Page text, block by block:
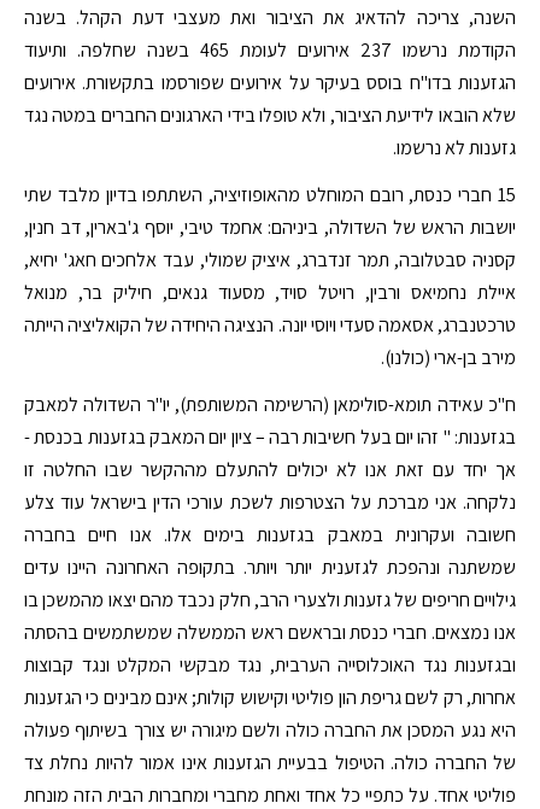
השנה, צריכה להדאיג את הציבור ואת מעצבי דעת הקהל. בשנה
הקודמת נרשמו 237 אירועים לעומת 465 בשנה שחלפה. ותיעוד
הגזענות בדו"ח בוסס בעיקר על אירועים שפורסמו בתקשורת. אירועים
שלא הובאו לידיעת הציבור, ולא טופלו בידי הארגונים החברים במטה נגד
גזענות לא נרשמו.
15 חברי כנסת, רובם המוחלט מהאופוזיציה, השתתפו בדיון מלבד שתי
יושבות הראש של השדולה, ביניהם: אחמד טיבי, יוסף ג'בארין, דב חנין,
קסניה סבטלובה, תמר זנדברג, איציק שמולי, עבד אלחכים חאג' יחיא,
איילת נחמיאס ורבין, רויטל סויד, מסעוד גנאים, חיליק בר, מנואל
טרכטנברג, אסאמה סעדי ויוסי יונה. הנציגה היחידה של הקואליציה הייתה
מירב בן-ארי (כולנו).
ח"כ עאידה תומא-סולימאן (הרשימה המשותפת), יו"ר השדולה למאבק
בגזענות: " זהו יום בעל חשיבות רבה – ציון יום המאבק בגזענות בכנסת -
אך יחד עם זאת אנו לא יכולים להתעלם מההקשר שבו החלטה זו
נלקחה. אני מברכת על הצטרפות לשכת עורכי הדין בישראל עוד צלע
חשובה ועקרונית במאבק בגזענות בימים אלו. אנו חיים בחברה
שמשתנה ונהפכת לגזענית יותר ויותר. בתקופה האחרונה היינו עדים
גילויים חריפים של גזענות ולצערי הרב, חלק נכבד מהם יצאו מהמשכן בו
אנו נמצאים. חברי כנסת ובראשם ראש הממשלה שמשתמשים בהסתה
ובגזענות נגד האוכלוסייה הערבית, נגד מבקשי המקלט ונגד קבוצות
אחרות, רק לשם גריפת הון פוליטי וקישוש קולות; אינם מבינים כי הגזענות
היא נגע המסכן את החברה כולה ולשם מיגורה יש צורך בשיתוף פעולה
של החברה כולה. הטיפול בבעיית הגזענות אינו אמור להיות נחלת צד
פוליטי אחד. על כתפיי כל אחד ואחת מחברי ומחברות הבית הזה מונחת